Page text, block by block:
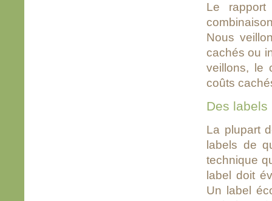
Le
Nous
cachés ou
veillons, le
coûts
Des labels
La plupart
labels de
technique
label doit
Un label